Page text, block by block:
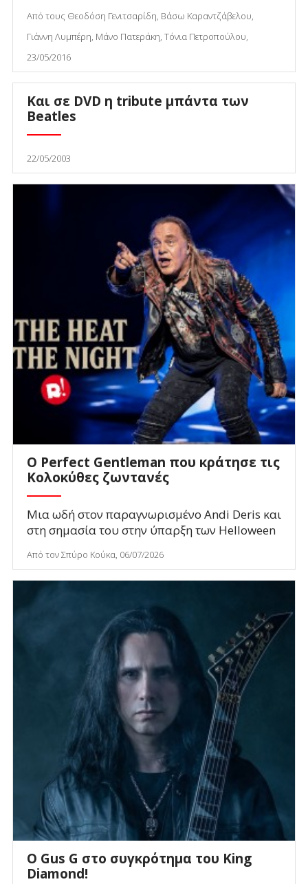
Από τους Θεοδόση Γενιτσαρίδη, Βάσω Καραντζάβελου,
Γιάννη Λυμπέρη, Μάνο Πατεράκη, Τόνια Πετροπούλου,
23/05/2016
Και σε DVD η tribute μπάντα των
Beatles
22/05/2003
Ο Perfect Gentleman που κράτησε τις
Κολοκύθες ζωντανές
Μια ωδή στον παραγνωρισμένο Andi Deris και
στη σημασία του στην ύπαρξη των Helloween
Από τον Σπύρο Κούκα, 06/07/2026
O Gus G στο συγκρότημα του King
Diamond!